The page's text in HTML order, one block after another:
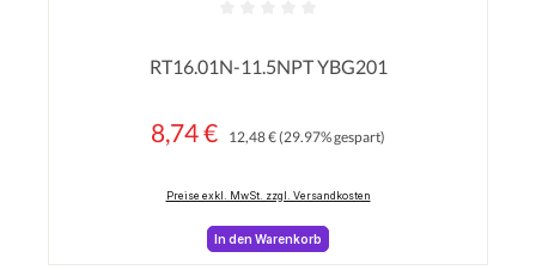
RT16.01N-11.5NPT YBG201
Verkaufspreis:
8,74 € 12,48 €(29.97% gespart)
Preise exkl. MwSt. zzgl. Versandkosten
In den Warenkorb